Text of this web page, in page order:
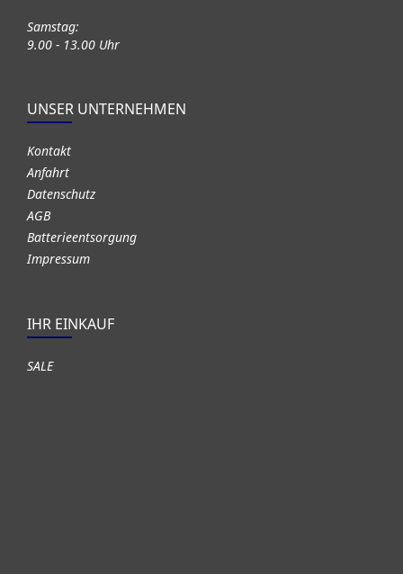
Samstag:
9.00 - 13.00 Uhr
UNSER UNTERNEHMEN
Kontakt
Anfahrt
Datenschutz
AGB
Batterieentsorgung
Impressum
IHR EINKAUF
SALE